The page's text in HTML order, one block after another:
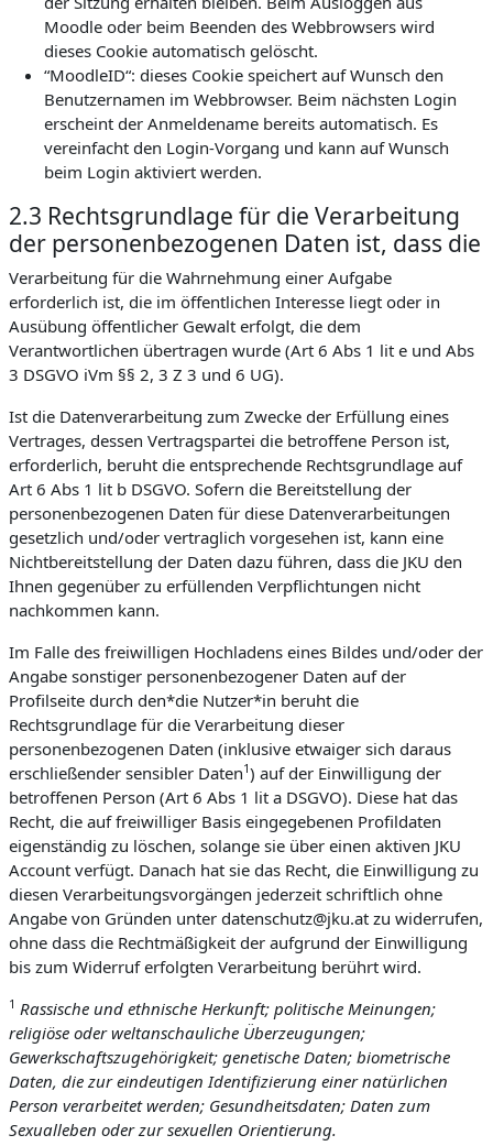
Moodle oder beim Beenden des Webbrowsers wird
dieses Cookie automatisch gelöscht.
“MoodleID“: dieses Cookie speichert auf Wunsch den
Benutzernamen im Webbrowser. Beim nächsten Login
erscheint der Anmeldename bereits automatisch. Es
vereinfacht den Login-Vorgang und kann auf Wunsch
beim Login aktiviert werden.
2.3 Rechtsgrundlage für die Verarbeitung
der personenbezogenen Daten ist, dass die
Verarbeitung für die Wahrnehmung einer Aufgabe
erforderlich ist, die im öffentlichen Interesse liegt oder in
Ausübung öffentlicher Gewalt erfolgt, die dem
Verantwortlichen übertragen wurde (Art 6 Abs 1 lit e und Abs
3 DSGVO iVm §§ 2, 3 Z 3 und 6 UG).
Ist die Datenverarbeitung zum Zwecke der Erfüllung eines
Vertrages, dessen Vertragspartei die betroffene Person ist,
erforderlich, beruht die entsprechende Rechtsgrundlage auf
Art 6 Abs 1 lit b DSGVO. Sofern die Bereitstellung der
personenbezogenen Daten für diese Datenverarbeitungen
gesetzlich und/oder vertraglich vorgesehen ist, kann eine
Nichtbereitstellung der Daten dazu führen, dass die JKU den
Ihnen gegenüber zu erfüllenden Verpflichtungen nicht
nachkommen kann.
Im Falle des freiwilligen Hochladens eines Bildes und/oder der
Angabe sonstiger personenbezogener Daten auf der
Profilseite durch den*die Nutzer*in beruht die
Rechtsgrundlage für die Verarbeitung dieser
personenbezogenen Daten (inklusive etwaiger sich daraus
erschließender sensibler Daten1) auf der Einwilligung der
betroffenen Person (Art 6 Abs 1 lit a DSGVO). Diese hat das
Recht, die auf freiwilliger Basis eingegebenen Profildaten
eigenständig zu löschen, solange sie über einen aktiven JKU
Account verfügt. Danach hat sie das Recht, die Einwilligung zu
diesen Verarbeitungsvorgängen jederzeit schriftlich ohne
Angabe von Gründen unter datenschutz@jku.at zu widerrufen,
ohne dass die Rechtmäßigkeit der aufgrund der Einwilligung
bis zum Widerruf erfolgten Verarbeitung berührt wird.
1 Rassische und ethnische Herkunft; politische Meinungen;
religiöse oder weltanschauliche Überzeugungen;
Gewerkschaftszugehörigkeit; genetische Daten; biometrische
Daten, die zur eindeutigen Identifizierung einer natürlichen
Person verarbeitet werden; Gesundheitsdaten; Daten zum
Sexualleben oder zur sexuellen Orientierung.